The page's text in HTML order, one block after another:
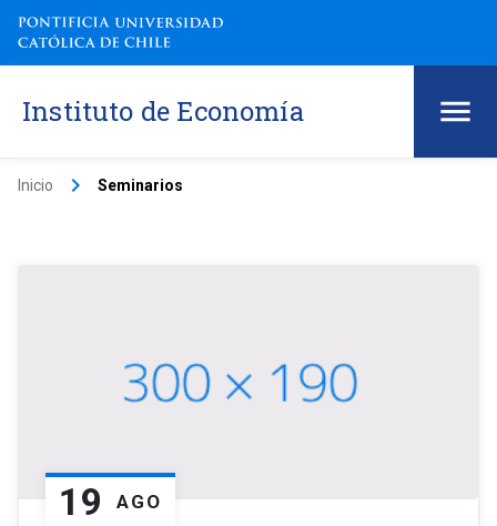
Instituto de Economía
Inicio keyboard_arrow_right Seminarios
19 AGO